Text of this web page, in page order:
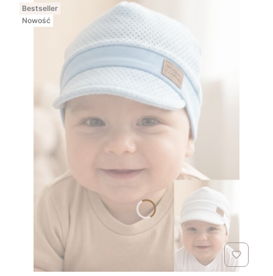
Bestseller
Nowość